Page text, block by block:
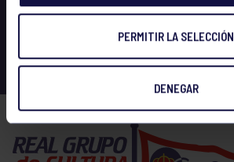
PERMITIR LA SELECCIÓN
DENEGAR